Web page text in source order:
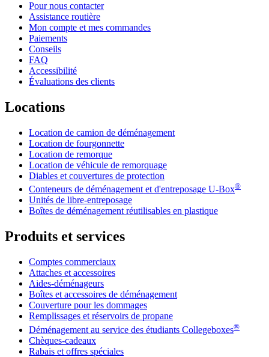
Pour nous contacter
Assistance routière
Mon compte et mes commandes
Paiements
Conseils
FAQ
Accessibilité
Évaluations des clients
Locations
Location de camion de déménagement
Location de fourgonnette
Location de remorque
Location de véhicule de remorquage
Diables et couvertures de protection
Conteneurs de déménagement et d'entreposage U-Box®
Unités de libre-entreposage
Boîtes de déménagement réutilisables en plastique
Produits et services
Comptes commerciaux
Attaches et accessoires
Aides-déménageurs
Boîtes et accessoires de déménagement
Couverture pour les dommages
Remplissages et réservoirs de propane
Déménagement au service des étudiants Collegeboxes®
Chèques-cadeaux
Rabais et offres spéciales